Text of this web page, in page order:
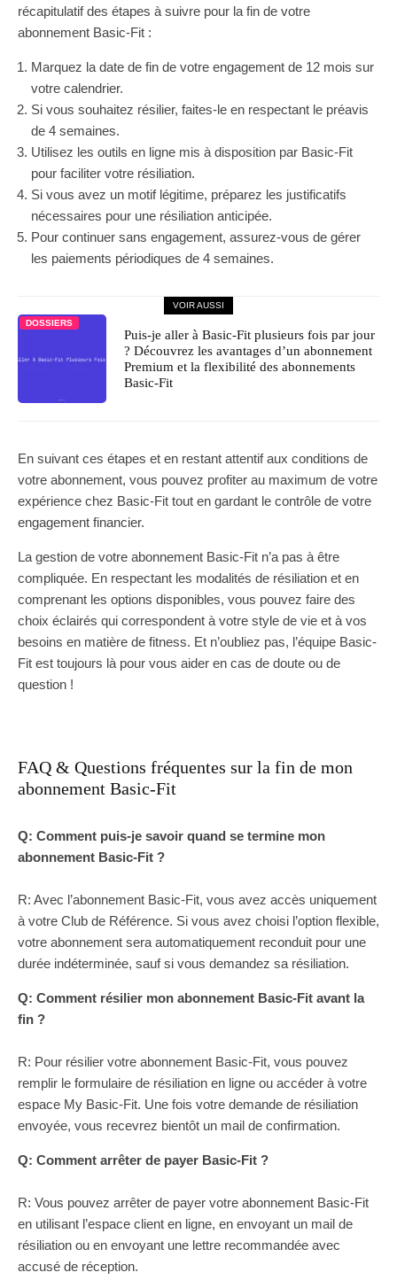
récapitulatif des étapes à suivre pour la fin de votre
abonnement Basic-Fit :
Marquez la date de fin de votre engagement de 12 mois sur
votre calendrier.
Si vous souhaitez résilier, faites-le en respectant le préavis
de 4 semaines.
Utilisez les outils en ligne mis à disposition par Basic-Fit
pour faciliter votre résiliation.
Si vous avez un motif légitime, préparez les justificatifs
nécessaires pour une résiliation anticipée.
Pour continuer sans engagement, assurez-vous de gérer
les paiements périodiques de 4 semaines.
VOIR AUSSI
DOSSIERS
Puis-je aller à Basic-Fit plusieurs fois par jour
? Découvrez les avantages d’un abonnement
Premium et la flexibilité des abonnements
Basic-Fit
En suivant ces étapes et en restant attentif aux conditions de
votre abonnement, vous pouvez profiter au maximum de votre
expérience chez Basic-Fit tout en gardant le contrôle de votre
engagement financier.
La gestion de votre abonnement Basic-Fit n’a pas à être
compliquée. En respectant les modalités de résiliation et en
comprenant les options disponibles, vous pouvez faire des
choix éclairés qui correspondent à votre style de vie et à vos
besoins en matière de fitness. Et n’oubliez pas, l’équipe Basic-
Fit est toujours là pour vous aider en cas de doute ou de
question !
FAQ & Questions fréquentes sur la fin de mon
abonnement Basic-Fit
Q: Comment puis-je savoir quand se termine mon
abonnement Basic-Fit ?
R: Avec l’abonnement Basic-Fit, vous avez accès uniquement
à votre Club de Référence. Si vous avez choisi l’option flexible,
votre abonnement sera automatiquement reconduit pour une
durée indéterminée, sauf si vous demandez sa résiliation.
Q: Comment résilier mon abonnement Basic-Fit avant la
fin ?
R: Pour résilier votre abonnement Basic-Fit, vous pouvez
remplir le formulaire de résiliation en ligne ou accéder à votre
espace My Basic-Fit. Une fois votre demande de résiliation
envoyée, vous recevrez bientôt un mail de confirmation.
Q: Comment arrêter de payer Basic-Fit ?
R: Vous pouvez arrêter de payer votre abonnement Basic-Fit
en utilisant l’espace client en ligne, en envoyant un mail de
résiliation ou en envoyant une lettre recommandée avec
accusé de réception.